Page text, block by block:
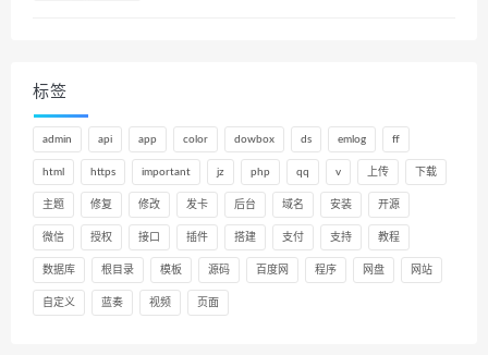
标签
admin api app color dowbox ds emlog ff
html https important jz php qq v 上传 下载
主题 修复 修改 发卡 后台 域名 安装 开源
微信 授权 接口 插件 搭建 支付 支持 教程
数据库 根目录 模板 源码 百度网 程序 网盘 网站
自定义 蓝奏 视频 页面